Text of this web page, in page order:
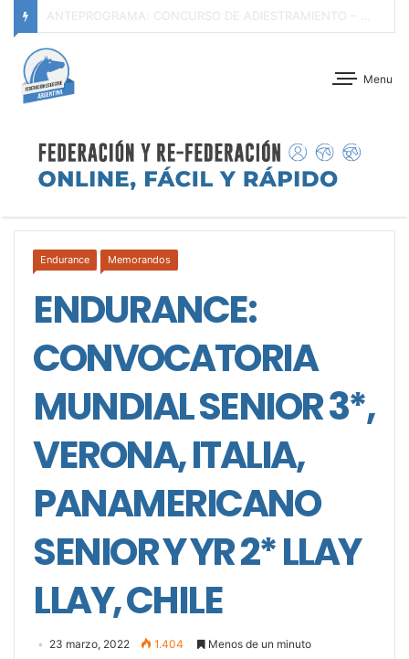
Menu
Endurance Memorandos
ENDURANCE:
CONVOCATORIA
MUNDIAL SENIOR 3*,
VERONA, ITALIA,
PANAMERICANO
SENIOR Y YR 2* LLAY
LLAY, CHILE
23 marzo, 2022 1.404 Menos de un minuto